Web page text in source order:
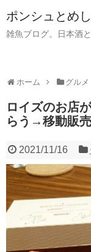
ポンシュとめ
雑魚ブログ。日本酒と
ホーム グルメ
ロイズのお店
らう→移動販
2021/11/16